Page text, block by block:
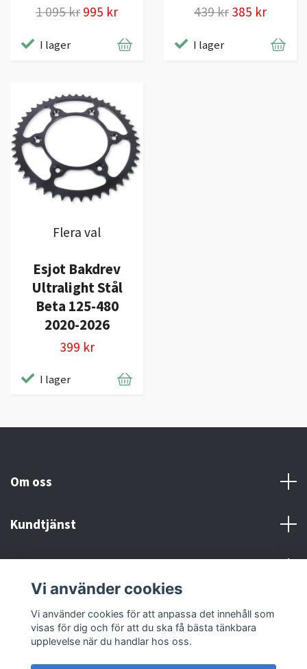
1 095 kr 995 kr
I lager
439 kr 385 kr
I lager
Flera val
Esjot Bakdrev
Ultralight Stål
Beta 125-480
2020-2026
399 kr
I lager
Om oss
Kundtjänst
Sociala medier
Vi använder cookies
Vi använder cookies för att anpassa det innehåll som
visas för dig och för att du ska få bästa tänkbara
upplevelse när du handlar hos oss.